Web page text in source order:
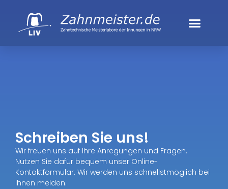
Schreiben Sie uns!
Wir freuen uns auf Ihre Anregungen und Fragen.
Nutzen Sie dafür bequem unser Online-
Kontaktformular. Wir werden uns schnellstmöglich bei
Ihnen melden.